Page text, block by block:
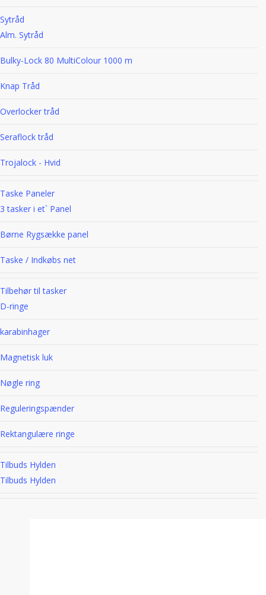
Sytråd
Alm. Sytråd
Bulky-Lock 80 MultiColour 1000 m
Knap Tråd
Overlocker tråd
Seraflock tråd
Trojalock - Hvid
Taske Paneler
3 tasker i et` Panel
Børne Rygsække panel
Taske / Indkøbs net
Tilbehør til tasker
D-ringe
karabinhager
Magnetisk luk
Nøgle ring
Reguleringspænder
Rektangulære ringe
Tilbuds Hylden
Tilbuds Hylden